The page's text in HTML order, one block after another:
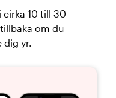
cirka 10 till 30
om du
dig yr.